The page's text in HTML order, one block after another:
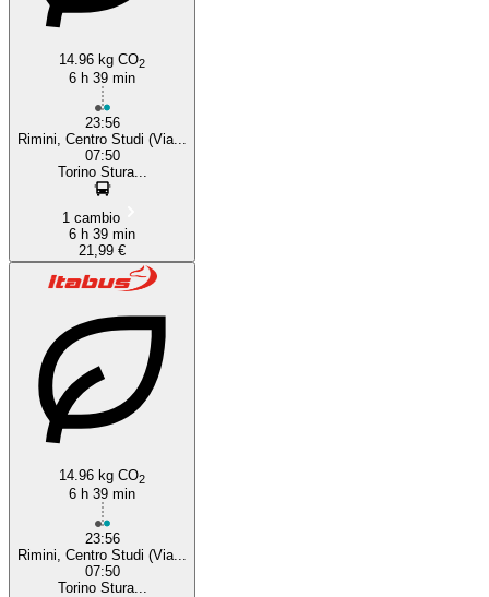
14.96 kg CO2
6 h 39 min
23:56
Rimini, Centro Studi (Via...
07:50
Torino Stura...
1 cambio
6 h 39 min
21,99 €
14.96 kg CO2
6 h 39 min
23:56
Rimini, Centro Studi (Via...
07:50
Torino Stura...